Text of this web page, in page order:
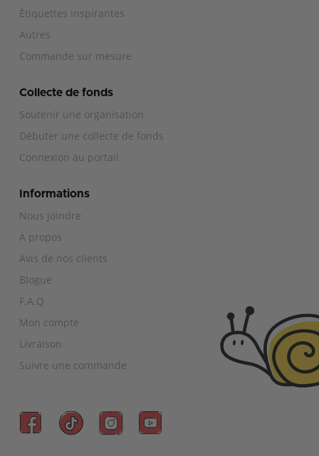
Étiquettes inspirantes
Autres
Commande sur mesure
Collecte de fonds
Soutenir une organisation
Débuter une collecte de fonds
Connexion au portail
Informations
Nous joindre
À propos
Avis de nos clients
Blogue
F.A.Q
Mon compte
Livraison
Suivre une commande